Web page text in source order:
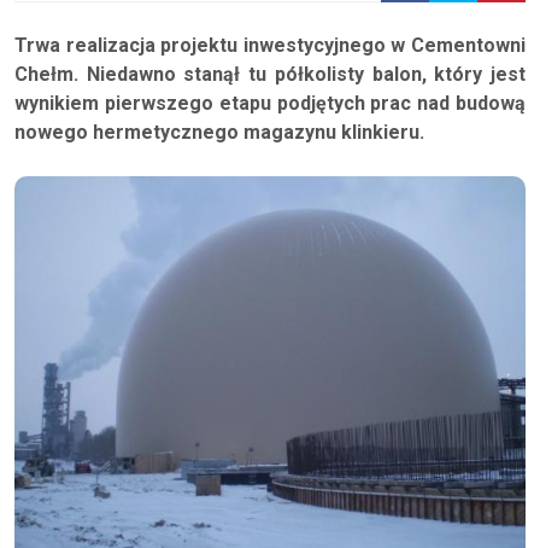
Trwa realizacja projektu inwestycyjnego w Cementowni
Chełm. Niedawno stanął tu półkolisty balon, który jest
wynikiem pierwszego etapu podjętych prac nad budową
nowego hermetycznego magazynu klinkieru.